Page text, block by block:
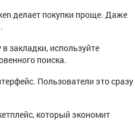
делает покупки проще. Даже
закладки, используйте
поиска.
Пользователи это сразу
который экономит